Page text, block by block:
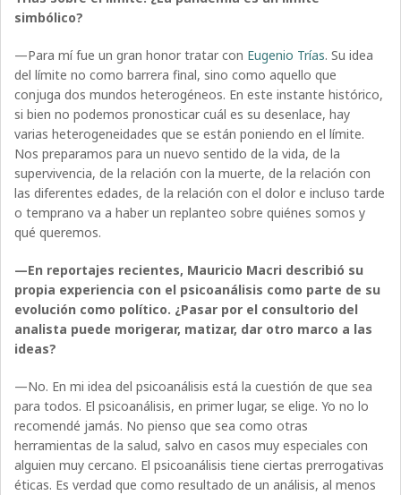
simbólico?
—Para mí fue un gran honor tratar con Eugenio Trías. Su idea
del límite no como barrera final, sino como aquello que
conjuga dos mundos heterogéneos. En este instante histórico,
si bien no podemos pronosticar cuál es su desenlace, hay
varias heterogeneidades que se están poniendo en el límite.
Nos preparamos para un nuevo sentido de la vida, de la
supervivencia, de la relación con la muerte, de la relación con
las diferentes edades, de la relación con el dolor e incluso tarde
o temprano va a haber un replanteo sobre quiénes somos y
qué queremos.
—En reportajes recientes, Mauricio Macri describió su
propia experiencia con el psicoanálisis como parte de su
evolución como político. ¿Pasar por el consultorio del
analista puede morigerar, matizar, dar otro marco a las
ideas?
—No. En mi idea del psicoanálisis está la cuestión de que sea
para todos. El psicoanálisis, en primer lugar, se elige. Yo no lo
recomendé jamás. No pienso que sea como otras
herramientas de la salud, salvo en casos muy especiales con
alguien muy cercano. El psicoanálisis tiene ciertas prerrogativas
éticas. Es verdad que como resultado de un análisis, al menos